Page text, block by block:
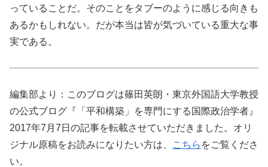
っていることだ。そのことをタブーのように感じる向きも
あるかもしれない。だが本当は皆が気づいている重大な事
実である。
編集部より：このブログは篠田英朗・東京外国語大学教授
の公式ブログ『「平和構築」を専門にする国際政治学者』
2017年7月7日の記事を転載させていただきました。オリ
ジナル原稿をお読みになりたい方は、
こちら をご覧くださ
い。